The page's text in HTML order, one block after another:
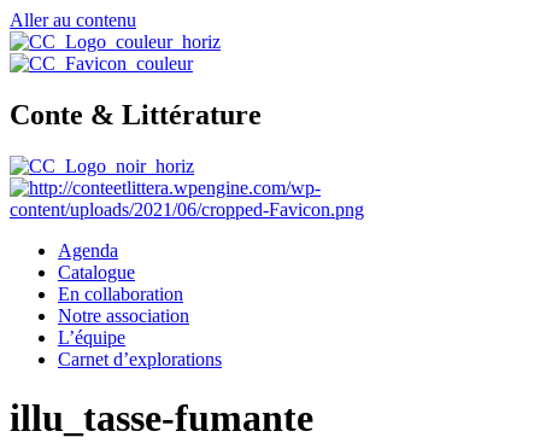
Aller au contenu
Conte & Littérature
Agenda
Catalogue
En collaboration
Notre association
L’équipe
Carnet d’explorations
illu_tasse-fumante